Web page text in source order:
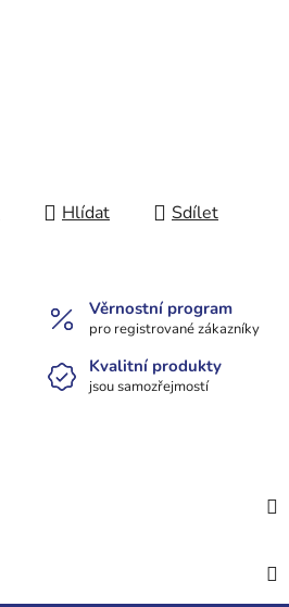
Hlídat Sdílet
Věrnostní program
pro registrované zákazníky
Kvalitní produkty
jsou samozřejmostí